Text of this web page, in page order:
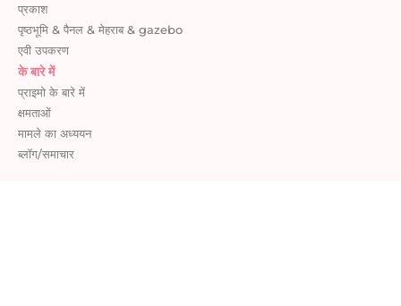
प्रकाश
पृष्ठभूमि & पैनल & मेहराब & gazebo
एवी उपकरण
के बारे में
प्राइमो के बारे में
क्षमताओं
मामले का अध्ययन
ब्लॉग/समाचार